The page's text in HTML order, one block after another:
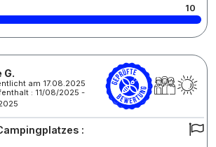
10
G.
am 17.08.2025
: 11/08/2025 -
: